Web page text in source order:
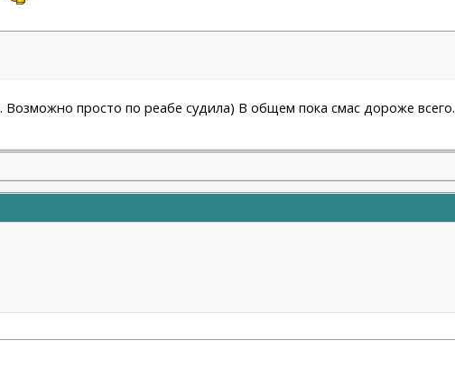
Возможно просто по реабе судила) В общем пока смас дороже всего.